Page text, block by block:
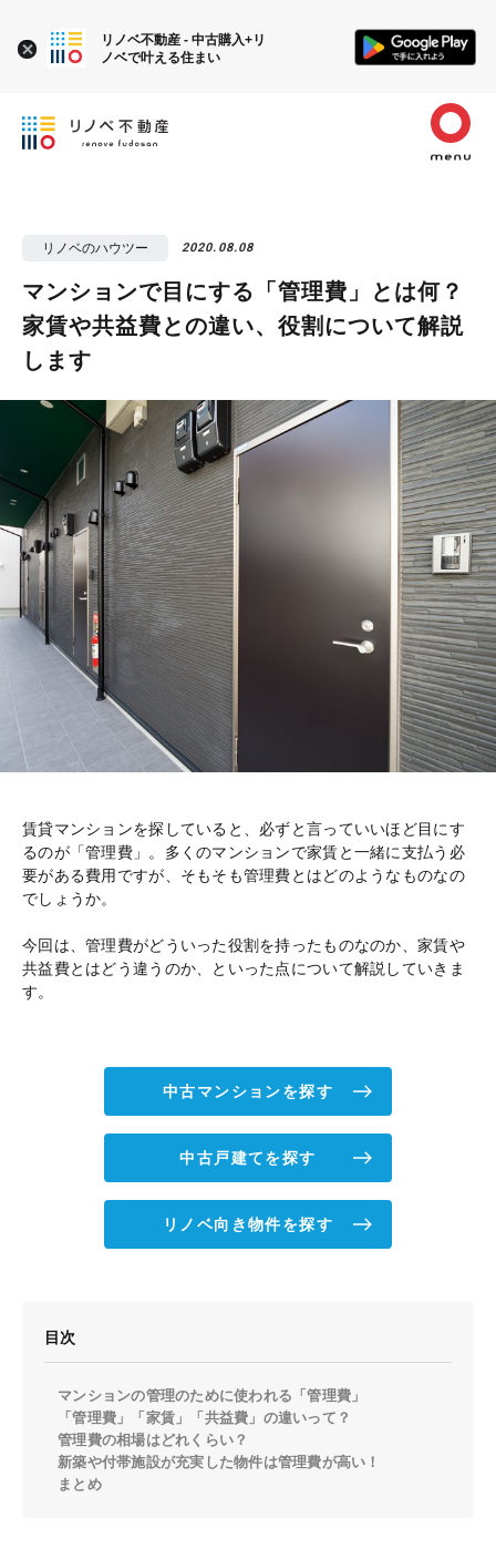
リノベのハウツー 2020.08.08
マンションで目にする「管理費」とは何？
家賃や共益費との違い、役割について解説
します
賃貸マンションを探していると、必ずと言っていいほど目にす
るのが「管理費」。多くのマンションで家賃と一緒に支払う必
要がある費用ですが、そもそも管理費とはどのようなものなの
でしょうか。
今回は、管理費がどういった役割を持ったものなのか、家賃や
共益費とはどう違うのか、といった点について解説していきま
す。
中古マンションを探す
中古戸建てを探す
リノベ向き物件を探す
目次
マンションの管理のために使われる「管理費」
「管理費」「家賃」「共益費」の違いって？
管理費の相場はどれくらい？
新築や付帯施設が充実した物件は管理費が高い！
まとめ
リノベ不動産 - 中古購入+リ
ノベで叶える住まい